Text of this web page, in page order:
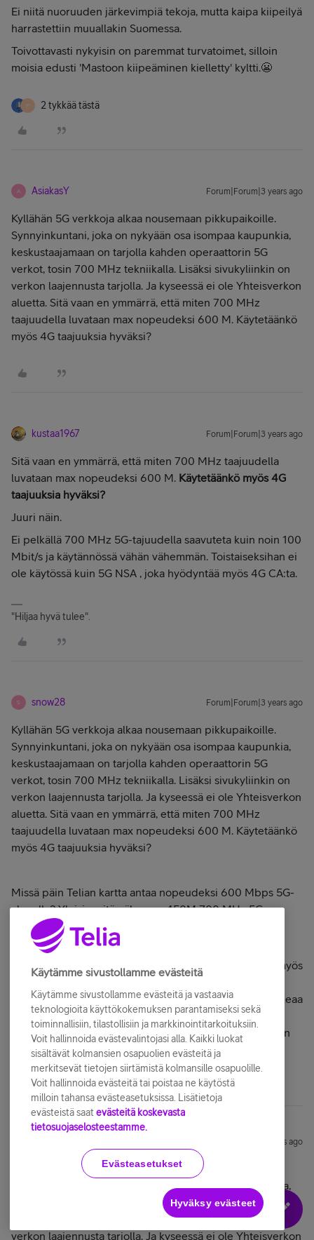
Ei niitä nuoruuden järkevimpiä tekoja, mutta kaipa kiipeilyä
harrastettiin muuallakin Suomessa.
Toivottavasti nykyisin on paremmat turvatoimet, silloin
moisia edusti 'Mastoon kiipeäminen kielletty' kyltti.😬
P 2 tykkää tästä
A AsiakasY Forum|Forum|3 years ago
Kyllähän 5G verkkoja alkaa nousemaan pikkupaikoille.
Synnyinkuntani, joka on nykyään osa isompaa kaupunkia,
keskustaajamaan on tarjolla kahden operaattorin 5G
verkot, tosin 700 MHz tekniikalla. Lisäksi sivukyliinkin on
verkon laajennusta tarjolla. Ja kyseessä ei ole Yhteisverkon
aluetta. Sitä vaan en ymmärrä, että miten 700 MHz
taajuudella luvataan max nopeudeksi 600 M. Käytetäänkö
myös 4G taajuuksia hyväksi?
kustaa1967 Forum|Forum|3 years ago
Sitä vaan en ymmärrä, että miten 700 MHz taajuudella
luvataan max nopeudeksi 600 M. Käytetäänkö myös 4G
taajuuksia hyväksi?
Juuri näin.
Ei pelkällä 700 MHz 5G-tajuudella saavuteta kuin noin 100
Mbit/s ja käytännössä vähän vähemmän. Toistaiseksihan ei
ole käytössä kuin 5G NSA , joka hyödyntää myös 4G CA:ta.
"Hiljaa hyvä tulee".
S snow28 Forum|Forum|3 years ago
Kyllähän 5G verkkoja alkaa nousemaan pikkupaikoille.
Synnyinkuntani, joka on nykyään osa isompaa kaupunkia,
keskustaajamaan on tarjolla kahden operaattorin 5G
verkot, tosin 700 MHz tekniikalla. Lisäksi sivukyliinkin on
verkon laajennusta tarjolla. Ja kyseessä ei ole Yhteisverkon
aluetta. Sitä vaan en ymmärrä, että miten 700 MHz
taajuudella luvataan max nopeudeksi 600 M. Käytetäänkö
myös 4G taajuuksia hyväksi?
Missä päin Telian kartta antaa nopeudeksi 600 Mbps 5G-
alueella? Yleisin mitä näkee on 450M 700 MHz 5G-
alueilla, joka sekin on monessa tapauksessa liioittelua,
varsinkin SYVin alueella.
5G NSA (esim. 700 MHz 5G) luonnollisesti hyödyntää myös
4G-taajuuksia, joten nopeus muodostuu 4G+5G max
teoreettisesta nopeudesta. Tulevaisuudessa kun SA aukeaa
kaikille koko verkkoon niin 5G-taajuudet toimivat
itsenäisesti, mutta nopeudet ovat yleensä hitaampia kuin
NSA:ssa, koska 4G:n antamaa nopeustukea ei ole.
Forum|Forum|3 years ago
Kyllähän 5G verkkoja alkaa nousemaan pikkupaikoille.
Synnyinkuntani, joka on nykyään osa isompaa kaupunkia,
keskustaajamaan on tarjolla kahden operaattorin 5G
verkot, tosin 700 MHz tekniikalla. Lisäksi sivukyliinkin on
verkon laajennusta tarjolla. Ja kyseessä ei ole Yhteisverkon
Käytämme sivustollamme evästeitä
Käytämme sivustollamme evästeitä ja vastaavia
teknologioita käyttökokemuksen parantamiseksi sekä
toiminnallisiin, tilastollisiin ja markkinointitarkoituksiin.
Voit hallinnoida evästevalintojasi alla. Kaikki luokat
sisältävät kolmansien osapuolien evästeitä ja
merkitsevät tietojen siirtämistä kolmansille osapuolille.
Voit hallinnoida evästeitä tai poistaa ne käytöstä
milloin tahansa evästeasetuksissa. Lisätietoja
evästeistä saat evästeitä koskevasta
tietosuojaselosteestamme.
Evästeasetukset
Hyväksy evästeet